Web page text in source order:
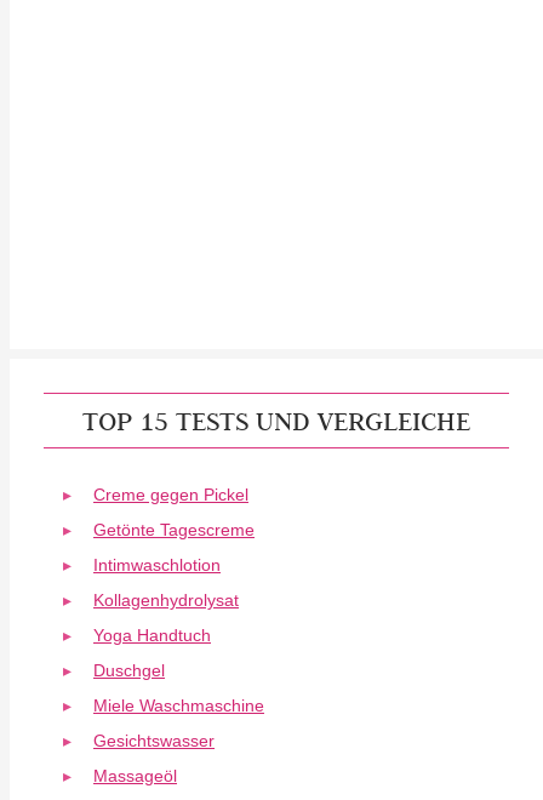
TOP 15 TESTS UND VERGLEICHE
Creme gegen Pickel
Getönte Tagescreme
Intimwaschlotion
Kollagenhydrolysat
Yoga Handtuch
Duschgel
Miele Waschmaschine
Gesichtswasser
Massageöl